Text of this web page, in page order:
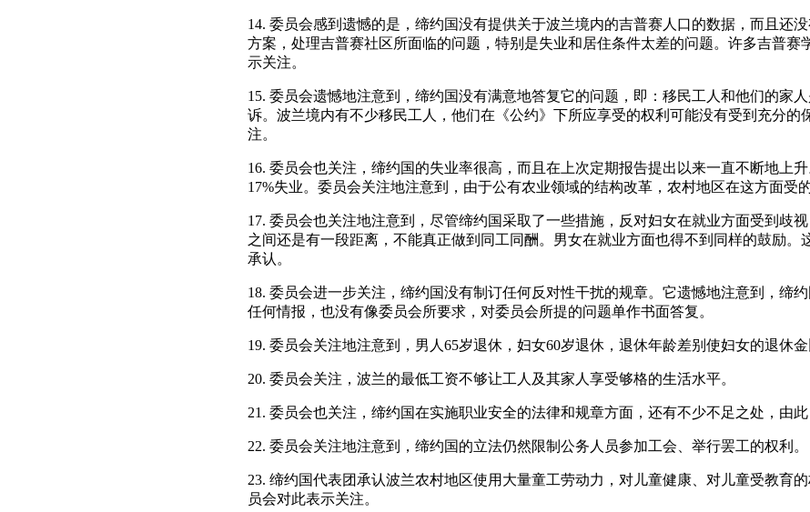
14. 委员会感到遗憾的是，缔约国没有提供关于波兰境内的吉普赛人口的数据，而且还
方案，处理吉普赛社区所面临的问题，特别是失业和居住条件太差的问题。许多吉普赛
示关注。
15. 委员会遗憾地注意到，缔约国没有满意地答复它的问题，即：移民工人和他们的家
诉。波兰境内有不少移民工人，他们在《公约》下所应享受的权利可能没有受到充分的
注。
16. 委员会也关注，缔约国的失业率很高，而且在上次定期报告提出以来一直不断地上
17%失业。委员会关注地注意到，由于公有农业领域的结构改革，农村地区在这方面受
17. 委员会也关注地注意到，尽管缔约国采取了一些措施，反对妇女在就业方面受到歧
之间还是有一段距离，不能真正做到同工同酬。男女在就业方面也得不到同样的鼓励。
承认。
18. 委员会进一步关注，缔约国没有制订任何反对性干扰的规章。它遗憾地注意到，缔
任何情报，也没有像委员会所要求，对委员会所提的问题单作书面答复。
19. 委员会关注地注意到，男人65岁退休，妇女60岁退休，退休年龄差别使妇女的退休金
20. 委员会关注，波兰的最低工资不够让工人及其家人享受够格的生活水平。
21. 委员会也关注，缔约国在实施职业安全的法律和规章方面，还有不少不足之处，由此
22. 委员会关注地注意到，缔约国的立法仍然限制公务人员参加工会、举行罢工的权利。
23. 缔约国代表团承认波兰农村地区使用大量童工劳动力，对儿童健康、对儿童受教育
员会对此表示关注。